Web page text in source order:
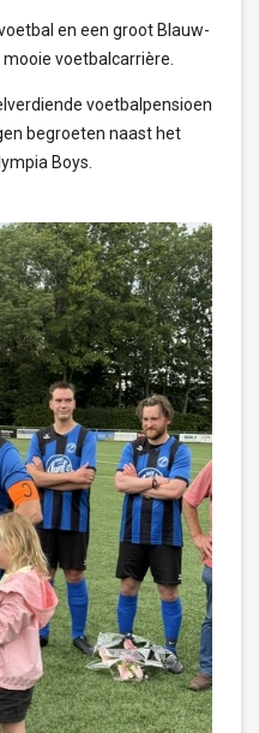
en een groot Blauw-
voetbalcarrière.
voetbalpensioen
begroeten naast het
Boys.